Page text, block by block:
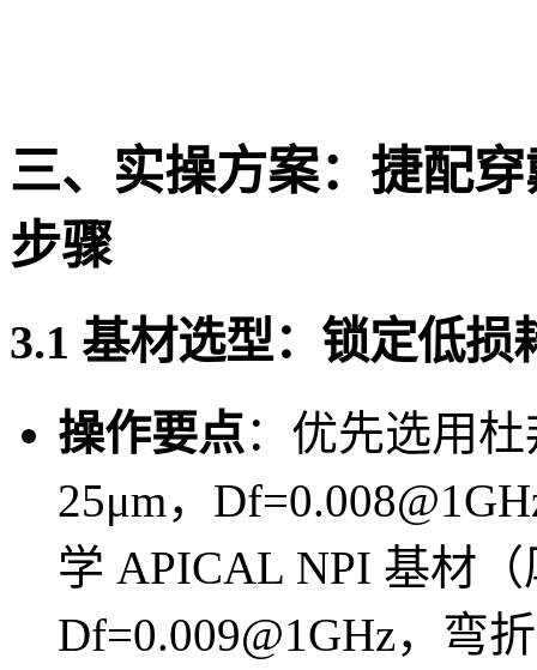
三、实操方案：捷配
步骤
3.1 基材选型：锁定低损
操作要点：优先选用
25μm，
学 APICAL NPI 基材（
Df=0.009@1GHz，弯